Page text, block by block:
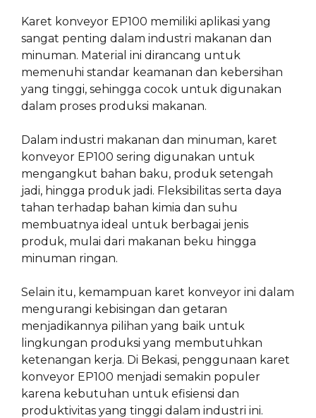
Karet konveyor EP100 memiliki aplikasi yang
sangat penting dalam industri makanan dan
minuman. Material ini dirancang untuk
memenuhi standar keamanan dan kebersihan
yang tinggi, sehingga cocok untuk digunakan
dalam proses produksi makanan.
Dalam industri makanan dan minuman, karet
konveyor EP100 sering digunakan untuk
mengangkut bahan baku, produk setengah
jadi, hingga produk jadi. Fleksibilitas serta daya
tahan terhadap bahan kimia dan suhu
membuatnya ideal untuk berbagai jenis
produk, mulai dari makanan beku hingga
minuman ringan.
Selain itu, kemampuan karet konveyor ini dalam
mengurangi kebisingan dan getaran
menjadikannya pilihan yang baik untuk
lingkungan produksi yang membutuhkan
ketenangan kerja. Di Bekasi, penggunaan karet
konveyor EP100 menjadi semakin populer
karena kebutuhan untuk efisiensi dan
produktivitas yang tinggi dalam industri ini.